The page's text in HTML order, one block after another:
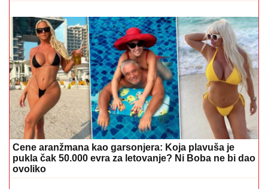
ČEKA DETE SA LJUBAVNICOMAna Radulović bez
dlake na jeziku o pevaču koji je ostavio ženu i decu:
"Ježim se od toga"
HARVARD POSLAO JASNU
PORUKU: OHRnema ustavnu
nadležnost da donosi zakone u BiH